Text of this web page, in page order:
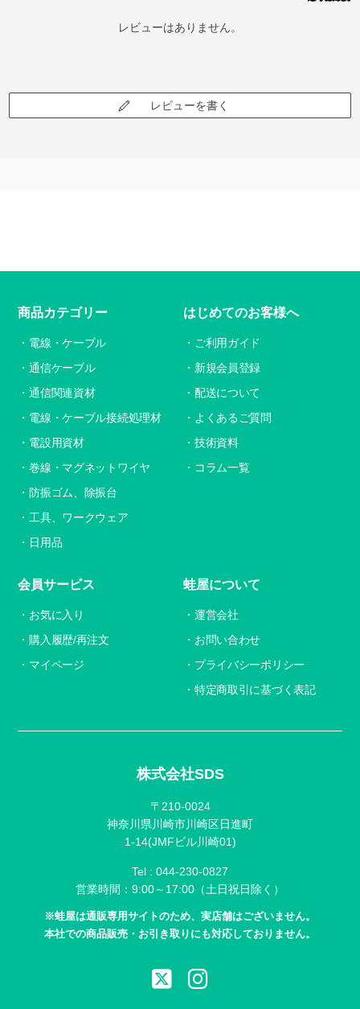
レビューはありません。
レビューを書く
株式会社SDS
〒210-0024
神奈川県川崎市川崎区日進町
1-14(JMFビル川崎01)
Tel : 044-230-0827
営業時間：9:00～17:00（土日祝日除く）
※蛙屋は通販専用サイトのため、実店舗はございません。
本社での商品販売・お引き取りにも対応しておりません。
商品カテゴリー
電線・ケーブル
通信ケーブル
通信関連資材
電線・ケーブル接続処理材
電設用資材
巻線・マグネットワイヤ
防振ゴム、除振台
工具、ワークウェア
日用品
はじめてのお客様へ
ご利用ガイド
新規会員登録
配送について
よくあるご質問
技術資料
コラム一覧
会員サービス
お気に入り
購入履歴/再注文
マイページ
蛙屋について
運営会社
お問い合わせ
プライバシーポリシー
特定商取引に基づく表記